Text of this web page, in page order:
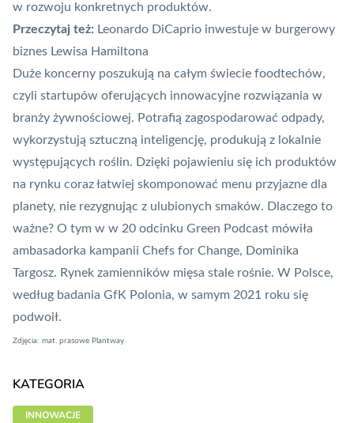
w rozwoju konkretnych produktów.
Przeczytaj też: Leonardo DiCaprio inwestuje w burgerowy
biznes Lewisa Hamiltona
Duże koncerny poszukują na całym świecie foodtechów,
czyli startupów oferujących innowacyjne rozwiązania w
branży żywnościowej. Potrafią zagospodarować odpady,
wykorzystują sztuczną inteligencję, produkują z lokalnie
występujących roślin. Dzięki pojawieniu się ich produktów
na rynku coraz łatwiej skomponować menu przyjazne dla
planety, nie rezygnując z ulubionych smaków. Dlaczego to
ważne? O tym w w 20 odcinku Green Podcast mówiła
ambasadorka kampanii Chefs for Change, Dominika
Targosz. Rynek zamienników mięsa stale rośnie. W Polsce,
według badania GfK Polonia, w samym 2021 roku się
podwoił.
Zdjęcia: mat. prasowe Plantway
KATEGORIA
INNOWACJE